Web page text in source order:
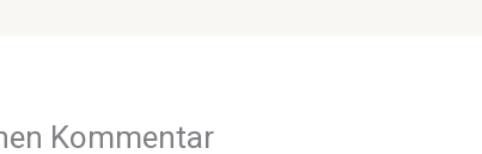
Kommentar